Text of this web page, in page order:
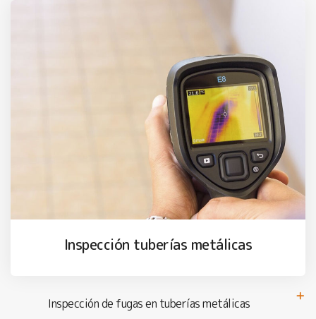
Inspección tuberías metálicas
Inspección de fugas en tuberías metálicas